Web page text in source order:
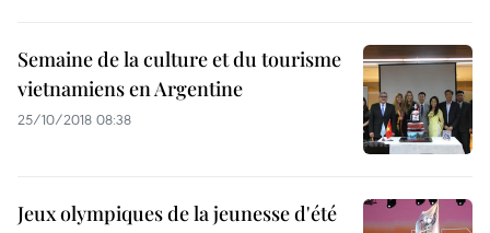
Semaine de la culture et du tourisme
vietnamiens en Argentine
25/10/2018 08:38
Jeux olympiques de la jeunesse d'été